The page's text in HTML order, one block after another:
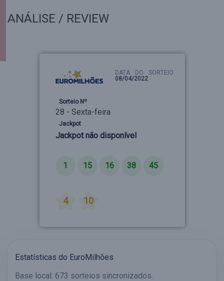
ANÁLISE / REVIEW
DATA DO SORTEIO:
08/04/2022
Sorteio Nº
28 - Sexta-feira
Jackpot
Jackpot não disponível
1 15 16 38 45
4 10
Estatísticas do EuroMilhões
Base local: 673 sorteios sincronizados.